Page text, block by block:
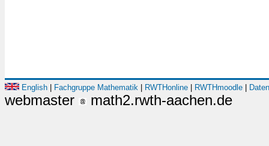
English Fachgruppe Mathematik RWTHonline RWTHmoodle
webmaster math2.rwth-aachen.de